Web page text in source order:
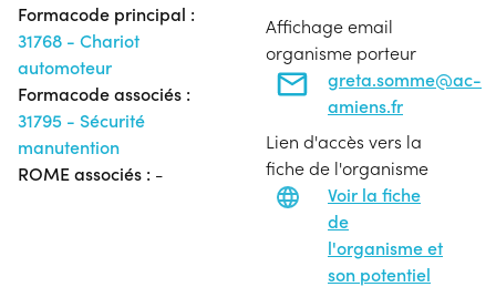
Formacode principal :
31768 - Chariot
automoteur
Formacode associés :
31795 - Sécurité
manutention
ROME associés : -
Affichage email
organisme porteur
greta.somme@ac-
amiens.fr
Lien d'accès vers la
fiche de l'organisme
Voir la fiche
de
l'organisme et
son potentiel